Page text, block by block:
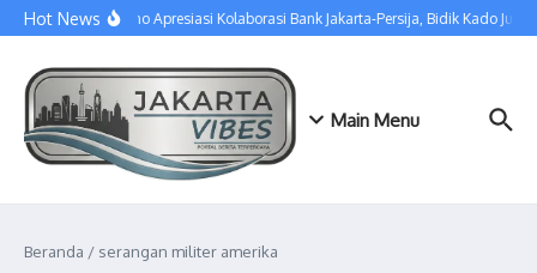
Lewati ke konten
Hot NewsPramono Apresiasi Kolaborasi Bank Jakarta-Persija, Bidik Kado
Main Menu
Beranda / serangan militer amerika